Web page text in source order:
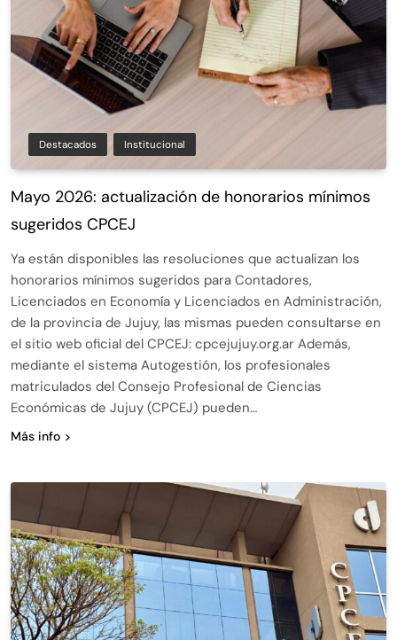
Destacados Institucional
Mayo 2026: actualización de honorarios mínimos
sugeridos CPCEJ
Ya están disponibles las resoluciones que actualizan los
honorarios mínimos sugeridos para Contadores,
Licenciados en Economía y Licenciados en Administración,
de la provincia de Jujuy, las mismas pueden consultarse en
el sitio web oficial del CPCEJ: cpcejujuy.org.ar Además,
mediante el sistema Autogestión, los profesionales
matriculados del Consejo Profesional de Ciencias
Económicas de Jujuy (CPCEJ) pueden…
Más info